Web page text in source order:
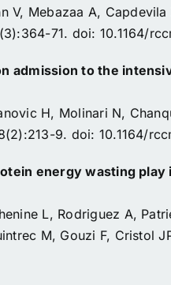
V, Mebazaa A,
71. doi: 10.1164/
admission to the
H, Molinari N,
9. doi: 10.1164/
energy wasting
L, Rodriguez A,
M, Gouzi F, Cristol